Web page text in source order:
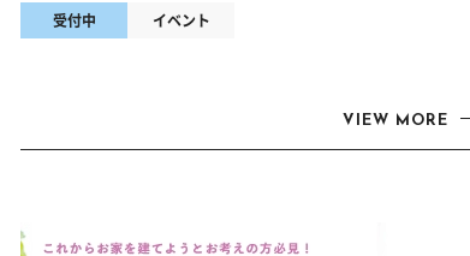
受付中 イベント
VIEW MORE